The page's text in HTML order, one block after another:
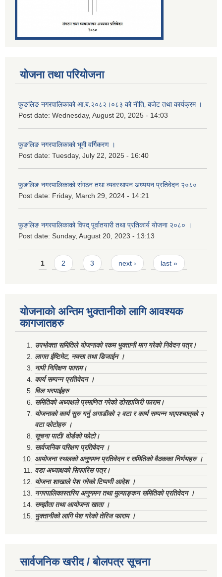
योजना तथा परियोजना
फुङलिङ नगरपालिकाको आ.ब.२०८२।०८३ को नीति‚ बजेट तथा कार्यक्रम ।
Post date: Wednesday, August 20, 2025 - 14:03
फुङलिङ नगरपालिकाको भूमी वर्गिकरण ।
Post date: Tuesday, July 22, 2025 - 16:40
फुङलिङ नगरपालिकाको संगठन तथा व्यवस्थापन अध्ययन प्रतिवेदन २०८०
Post date: Friday, March 29, 2024 - 14:21
फुङलिङ नगरपालिकाको विपद् पूर्वातयारी तथा प्रतिकार्य योजना २०८० ।
Post date: Sunday, August 20, 2023 - 13:13
Pages
1 2 3 next › last »
योजनाको अन्तिम भुक्तानीको लागि आवश्यक
कागजातहरु
उपभोक्ता समितिले योजनाको रकम भुक्तानी माग गरेको निवेदन पत्र।
लागत ईष्टिमेट, नक्सा तथा डिजाईन ।
नापी निरिक्षण फाराम।
कार्य सम्पन्न प्रतिवेदन ।
विल भरपाईहरु
समितिको अध्यक्षले प्रमाणित गरेको डोरहाजिरी फाराम।
योजनाको कार्य सुरु गर्नु अगाडीको २ वटा र कार्य सम्पन्न भएपश्चात्‌को २
वटा फोटोहरु ।
सूचना पाटी/ वोर्डको फोटो।
सार्वजनिक परिक्षण प्रतिवेदन ।
आयोजना स्थलको अनुगमन प्रतिवेदन र समितिको वैठकका निर्णयहरु ।
वडा अध्याक्षको सिफारिस पत्र।
योजना शाखाले पेश गरेको टिप्पणी आदेश ।
नगरपालिकास्तरिय अनुगमन तथा मुल्याङ्कन समितिको प्रतिवेदन ।
सम्झौता तथा आयोजना खाता ।
भुक्तानीको लागि पेश गरेको तेरिज फाराम ।
सार्वजनिक खरीद / बोलपत्र सूचना